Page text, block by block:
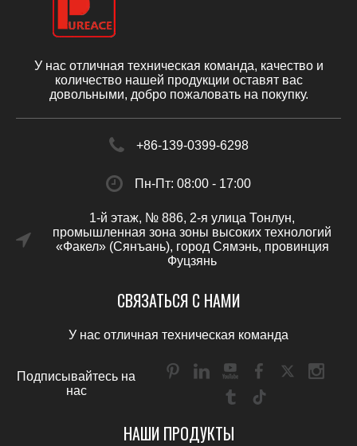
У нас отличная техническая команда, качество и
количество нашей продукции оставят вас
довольными, добро пожаловать на покупку.
+86-139-0399-6298
Пн-Пт: 08:00 - 17:00
1-й этаж, № 886, 2-я улица Тонлун,
промышленная зона зоны высоких технологий
«Факел» (Сянъань), город Сямэнь, провинция
Фуцзянь
СВЯЗАТЬСЯ С НАМИ
У нас отличная техническая команда
Подписывайтесь на
нас
НАШИ ПРОДУКТЫ